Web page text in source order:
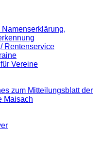
Namenserklärung,
Rentenservice
Vereine
zum Mitteilungsblatt der
Maisach